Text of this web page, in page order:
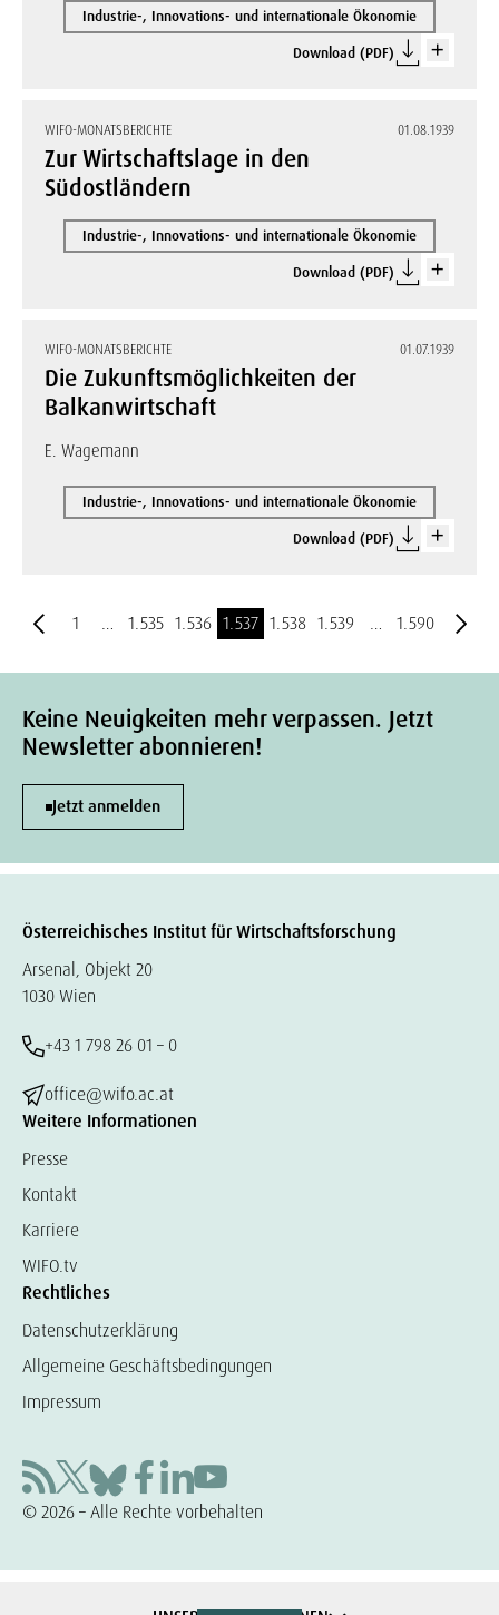
Industrie-, Innovations- und internationale Ökonomie
Download (PDF)
WIFO-MONATSBERICHTE 01.08.1939
Zur Wirtschaftslage in den
Südostländern
Industrie-, Innovations- und internationale Ökonomie
Download (PDF)
WIFO-MONATSBERICHTE 01.07.1939
Die Zukunftsmöglichkeiten der
Balkanwirtschaft
E. Wagemann
Industrie-, Innovations- und internationale Ökonomie
Download (PDF)
1 … 1.535 1.536 1.537 1.538 1.539 … 1.590
Keine Neuigkeiten mehr verpassen. Jetzt
Newsletter abonnieren!
Jetzt anmelden
Österreichisches Institut für Wirtschaftsforschung
Arsenal, Objekt 20
1030 Wien
+43 1 798 26 01 – 0
office@wifo.ac.at
Weitere Informationen
Presse
Kontakt
Karriere
WIFO.tv
Rechtliches
Datenschutzerklärung
Allgemeine Geschäftsbedingungen
Impressum
© 2026 – Alle Rechte vorbehalten